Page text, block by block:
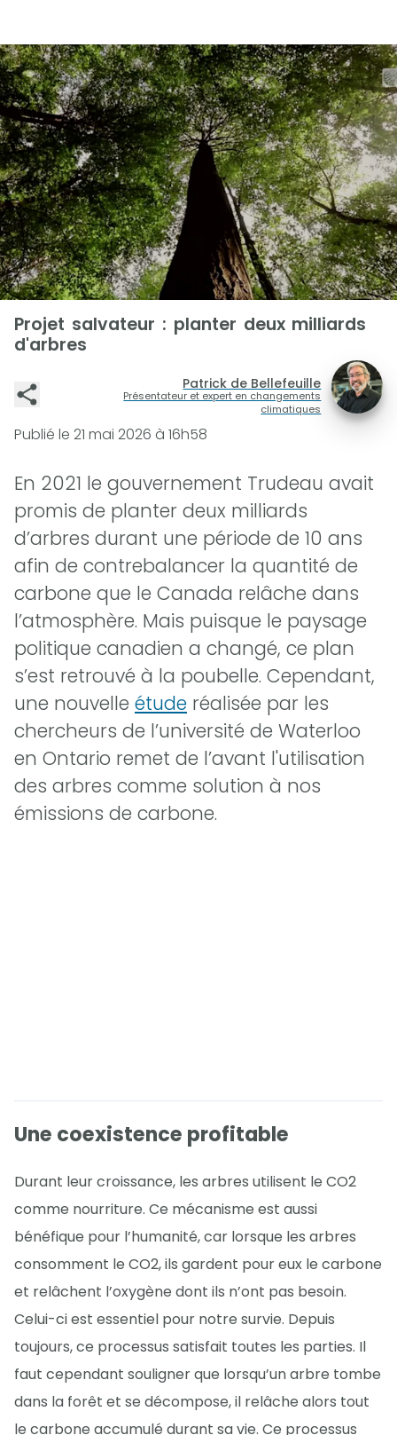
Projet salvateur : planter deux milliards
d'arbres
Patrick de Bellefeuille
Présentateur et expert en changements
climatiques
Publié le 21 mai 2026 à 16h58
En 2021 le gouvernement Trudeau avait
promis de planter deux milliards
d’arbres durant une période de 10 ans
afin de contrebalancer la quantité de
carbone que le Canada relâche dans
l’atmosphère. Mais puisque le paysage
politique canadien a changé, ce plan
s’est retrouvé à la poubelle. Cependant,
une nouvelle étude réalisée par les
chercheurs de l’université de Waterloo
en Ontario remet de l’avant l'utilisation
des arbres comme solution à nos
émissions de carbone.
Une coexistence profitable
Durant leur croissance, les arbres utilisent le CO2
comme nourriture. Ce mécanisme est aussi
bénéfique pour l’humanité, car lorsque les arbres
consomment le CO2, ils gardent pour eux le carbone
et relâchent l’oxygène dont ils n’ont pas besoin.
Celui-ci est essentiel pour notre survie. Depuis
toujours, ce processus satisfait toutes les parties. Il
faut cependant souligner que lorsqu’un arbre tombe
dans la forêt et se décompose, il relâche alors tout
le carbone accumulé durant sa vie. Ce processus